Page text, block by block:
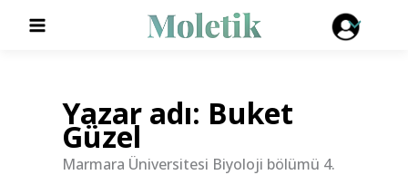
Yazar adı: Buket
Güzel
Marmara Üniversitesi Biyoloji bölümü 4.